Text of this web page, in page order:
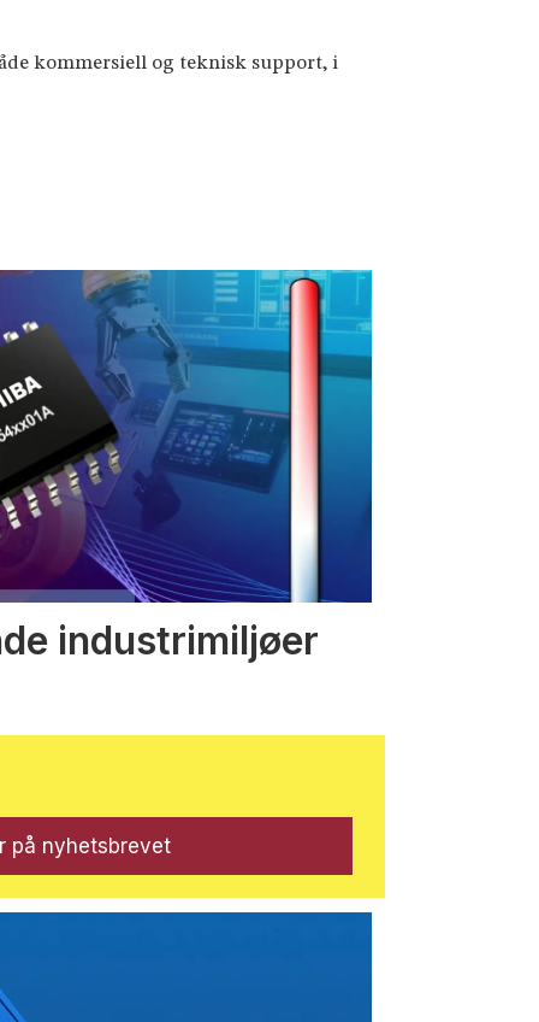
kommersiell og teknisk support, i
industrimiljøer